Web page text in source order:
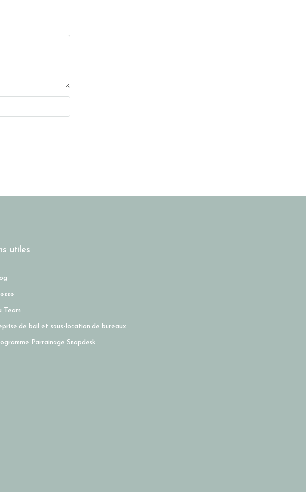
utiles
Team
de bail et sous-location de bureaux
Parrainage Snapdesk